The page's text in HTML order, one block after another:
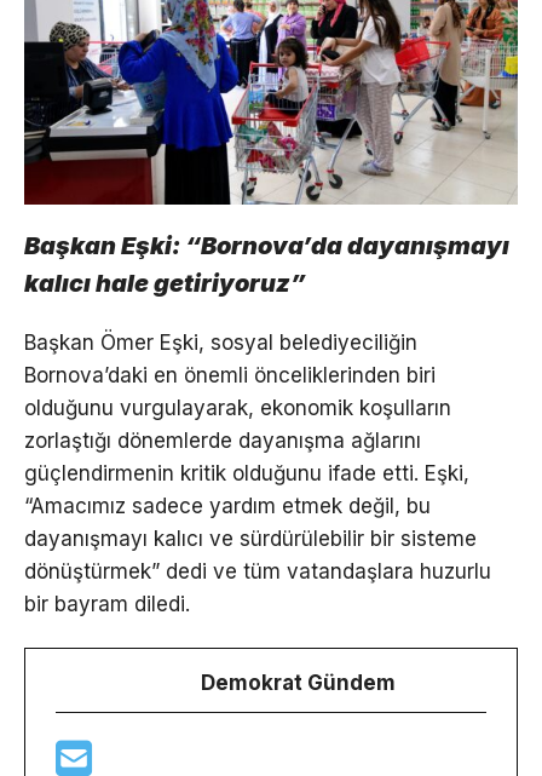
Başkan Eşki: “Bornova’da dayanışmayı
kalıcı hale getiriyoruz”
Başkan Ömer Eşki, sosyal belediyeciliğin
Bornova’daki en önemli önceliklerinden biri
olduğunu vurgulayarak, ekonomik koşulların
zorlaştığı dönemlerde dayanışma ağlarını
güçlendirmenin kritik olduğunu ifade etti. Eşki,
“Amacımız sadece yardım etmek değil, bu
dayanışmayı kalıcı ve sürdürülebilir bir sisteme
dönüştürmek” dedi ve tüm vatandaşlara huzurlu
bir bayram diledi.
Demokrat Gündem